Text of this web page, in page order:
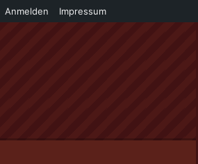
Anmelden Impressum